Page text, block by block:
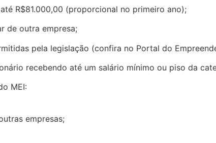
R$81.000,00 (proporcional no primeiro ano);
de outra empresa;
pela legislação (confira no Portal do
recebendo até um salário mínimo ou piso da
MEI:
empresas;